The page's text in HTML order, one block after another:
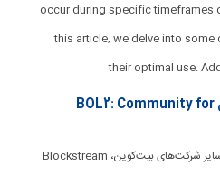
occur during specific timeframes
this article, we delve into
their optimal use.
Blockstream راه اندازی BOL2: Community for
[ad_1] همراه با سایر شرکت‌های بیت‌کوین، Blockstream